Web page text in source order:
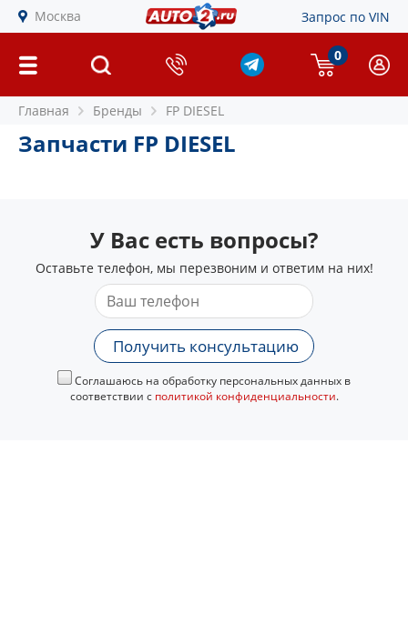
Москва Запрос по VIN
0
Главная Бренды FP DIESEL
Запчасти FP DIESEL
У Вас есть вопросы?
Оставьте телефон, мы перезвоним и ответим на них!
Получить консультацию
Соглашаюсь на обработку персональных данных в
соответствии с политикой конфиденциальности.